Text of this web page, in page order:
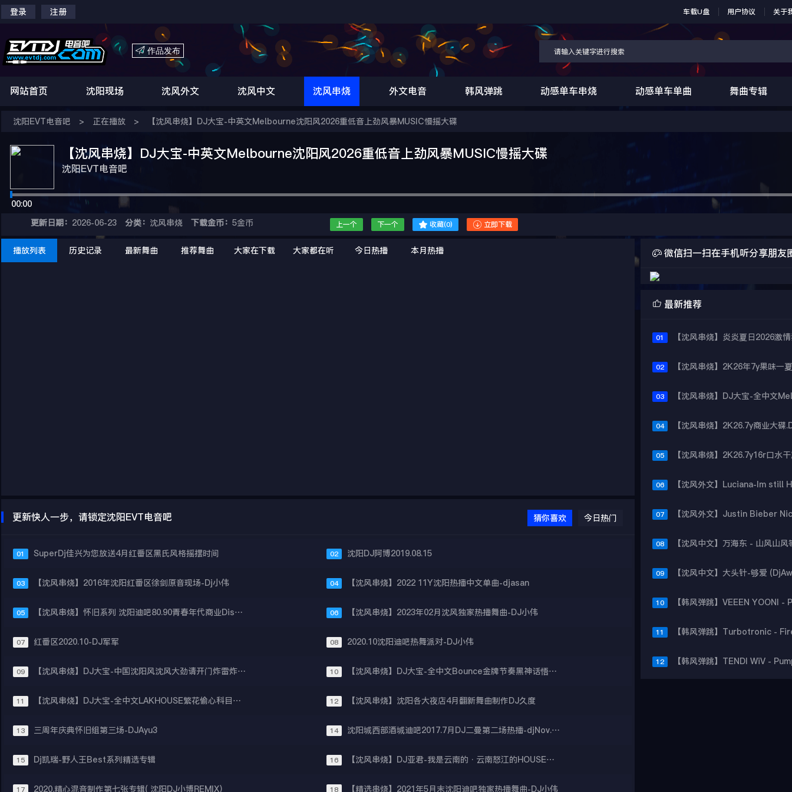
登录 注册 车载U盘 用户协议 关于
 作品发布
网站首页 沈阳现场 沈风外文 沈风中文 沈风串烧 外文电音 韩风弹跳 动感单车串烧 动感单车单曲 舞曲专辑
沈阳EVT电音吧 > 正在播放 > 【沈风串烧】DJ大宝-中英文Melbourne沈阳风2026重低音上劲风暴MUSIC慢摇大碟
【沈风串烧】DJ大宝-中英文Melbourne沈阳风2026重低音上劲风暴MUSIC慢摇大碟
沈阳EVT电音吧
00:00
更新日期： 2026-06-23 分类： 沈风串烧 下载金币：5金币 上一个 下一个  收藏(0)  立即下载
播放列表 历史记录 最新舞曲 推荐舞曲 大家在下载 大家都在听 今日热播 本月热播
更新快人一步，请锁定沈阳EVT电音吧 猜你喜欢 今日热门
01 SuperDj佳兴为您放送4月红番区黑氏风格摇摆时间 02 沈阳DJ阿博2019.08.15
03 【沈风串烧】2016年沈阳红番区徐剑原音现场-Dj小伟 04 【沈风串烧】2022 11Y沈阳热播中文单曲-djasan
05 【沈风串烧】怀旧系列 沈阳迪吧80.90青春年代商业Disco疯狂摇头时间(3) - Dj小昊Jaeger 06 【沈风串烧】2023年02月沈风独家热播舞曲-DJ小伟
07 红番区2020.10-DJ军军 08 2020.10沈阳迪吧热舞派对-DJ小伟
09 【沈风串烧】DJ大宝-中国沈阳风沈风大劲请开门炸雷炸雷Melbourne慢摇大碟 10 【沈风串烧】DJ大宝-全中文Bounce金牌节奏黑神话悟空劲爆劲曲MUSIC慢摇大碟
11 【沈风串烧】DJ大宝-全中文LAKHOUSE繁花偷心科目三一笑江湖MUSIC慢摇大碟 12 【沈风串烧】沈阳各大夜店4月翻新舞曲制作DJ久度
13 三周年庆典怀旧组第三场-DJAyu3 14 沈阳城西部酒城迪吧2017.7月DJ二曼第二场热播-djNov.六阳
15 Dj凯瑞-野人王Best系列精选专辑 16 【沈风串烧】DJ亚君-我是云南的·云南怒江的HOUSE弹跳舞曲大碟
17 2020.精心混音制作第七张专辑( 沈阳DJ小博REMIX） 18 【精选串烧】2021年5月末沈阳迪吧独家热播舞曲-DJ小伟
微信扫一扫在手机听分享朋友
 最新推荐
01
02
03
04
05
06
07
08
09
10
11
12